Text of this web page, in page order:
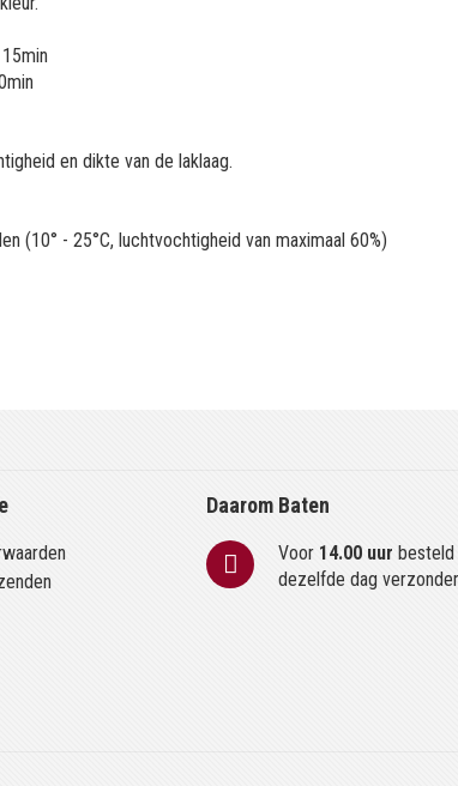
en dikte van de laklaag.
(10° - 25°C, luchtvochtigheid van maximaal 60%)
Daarom Baten
Voor 14.00 uur besteld
dezelfde dag